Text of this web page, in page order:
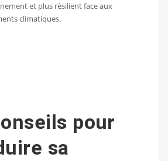
et plus résilient face aux
climatiques.
pour
sa